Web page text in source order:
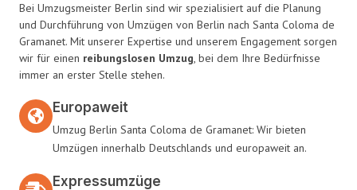
Bei Umzugsmeister Berlin sind wir spezialisiert auf die Planung
und Durchführung von Umzügen von Berlin nach Santa Coloma de
Gramanet. Mit unserer Expertise und unserem Engagement sorgen
wir für einen reibungslosen Umzug, bei dem Ihre Bedürfnisse
immer an erster Stelle stehen.
Europaweit
Umzug Berlin Santa Coloma de Gramanet: Wir bieten
Umzügen innerhalb Deutschlands und europaweit an.
Expressumzüge